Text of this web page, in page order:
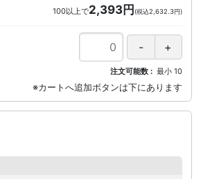
100以上で2,393円(税込2,632.3円)
注文可能数 最小 10